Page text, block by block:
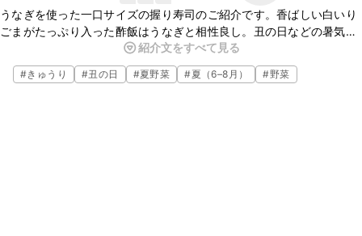
うなぎを使った一口サイズの握り寿司のご紹介です。香ばしい白いり
ごまがたっぷり入った酢飯はうなぎと相性良し。丑の日などの暑気払
いや、おもてなし料理にもおすすめです。簡単ですが、華やかさのあ
る一皿になること間違いなし。ぜひ作ってみてくださいね。
紹介文をすべて見る
#きゅうり #丑の日 #夏野菜 #夏（6–8月） #野菜